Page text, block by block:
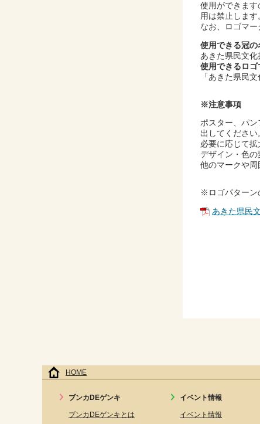
使用ができま
用は禁止します
なお、ロゴマー
使用できる冠の
あきた県民文
使用できるロゴ
「あきた県民
※注意事項
ポスター、パ
出してください
必要に応じて
デザイン・色の
他のマークや周
※ロゴパターン
あきた県民
HOME
ブンカDEゲンキ
ブンカDEゲンキとは
イベント情報
イベント情報